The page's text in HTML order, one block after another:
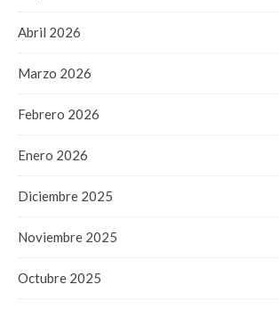
Abril 2026
Marzo 2026
Febrero 2026
Enero 2026
Diciembre 2025
Noviembre 2025
Octubre 2025